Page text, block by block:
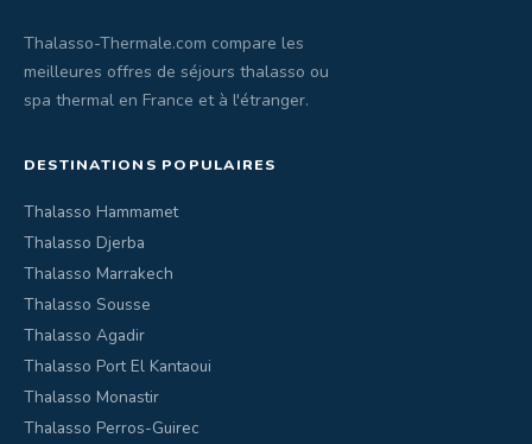
Thalasso-Thermale.com compare les
meilleures offres de séjours thalasso ou
spa thermal en France et à l'étranger.
DESTINATIONS POPULAIRES
Thalasso Hammamet
Thalasso Djerba
Thalasso Marrakech
Thalasso Sousse
Thalasso Agadir
Thalasso Port El Kantaoui
Thalasso Monastir
Thalasso Perros-Guirec